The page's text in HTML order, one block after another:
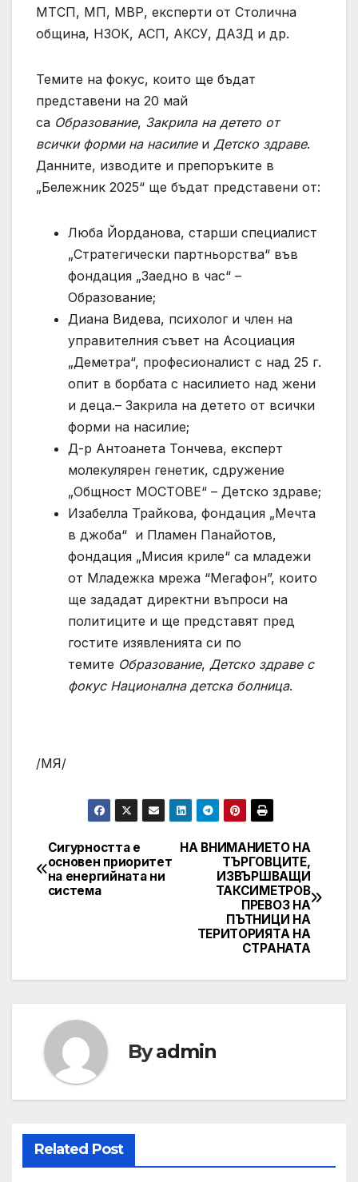
МТСП, МП, МВР, експерти от Столична
община, НЗОК, АСП, АКСУ, ДАЗД и др.
Темите на фокус, които ще бъдат
представени на 20 май
са Образование, Закрила на детето от
всички форми на насилиеи Детско здраве.
Данните, изводите и препоръките в
„Бележник 2025“ ще бъдат представени от:
Люба Йорданова, старши специалист
„Стратегически партньорства“ във
фондация „Заедно в час“ –
Образование;
Диана Видева, психолог и член на
управителния съвет на Асоциация
„Деметра“, професионалист с над 25 г.
опит в борбата с насилието над жени
и деца.– Закрила на детето от всички
форми на насилие;
Д-р Антоанета Тончева, експерт
молекулярен генетик, сдружение
„Общност МОСТОВЕ“ – Детско здраве;
Изабелла Трайкова, фондация „Мечта
в джоба“ и Пламен Панайотов,
фондация „Мисия криле“ са младежи
от Младежка мрежа “Мегафон”, които
ще зададат директни въпроси на
политицитe и ще представят пред
гостите изявленията си по
темите Образование, Детско здраве с
фокус Национална детска болница.
/МЯ/
Post
navigation
НА ВНИМАНИЕТО НА
ТЪРГОВЦИТЕ,
ИЗВЪРШВАЩИ
ТАКСИМЕТРОВ
ПРЕВОЗ НА
ПЪТНИЦИ НА
ТЕРИТОРИЯТА НА
СТРАНАТА
Сигурността е
основен приоритет
на енергийната ни
система
Byadmin
Related Post